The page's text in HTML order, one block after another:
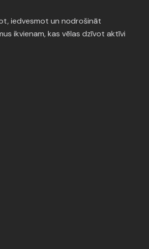
iedvesmot un nodrošināt
ikvienam, kas vēlas dzīvot aktīvi